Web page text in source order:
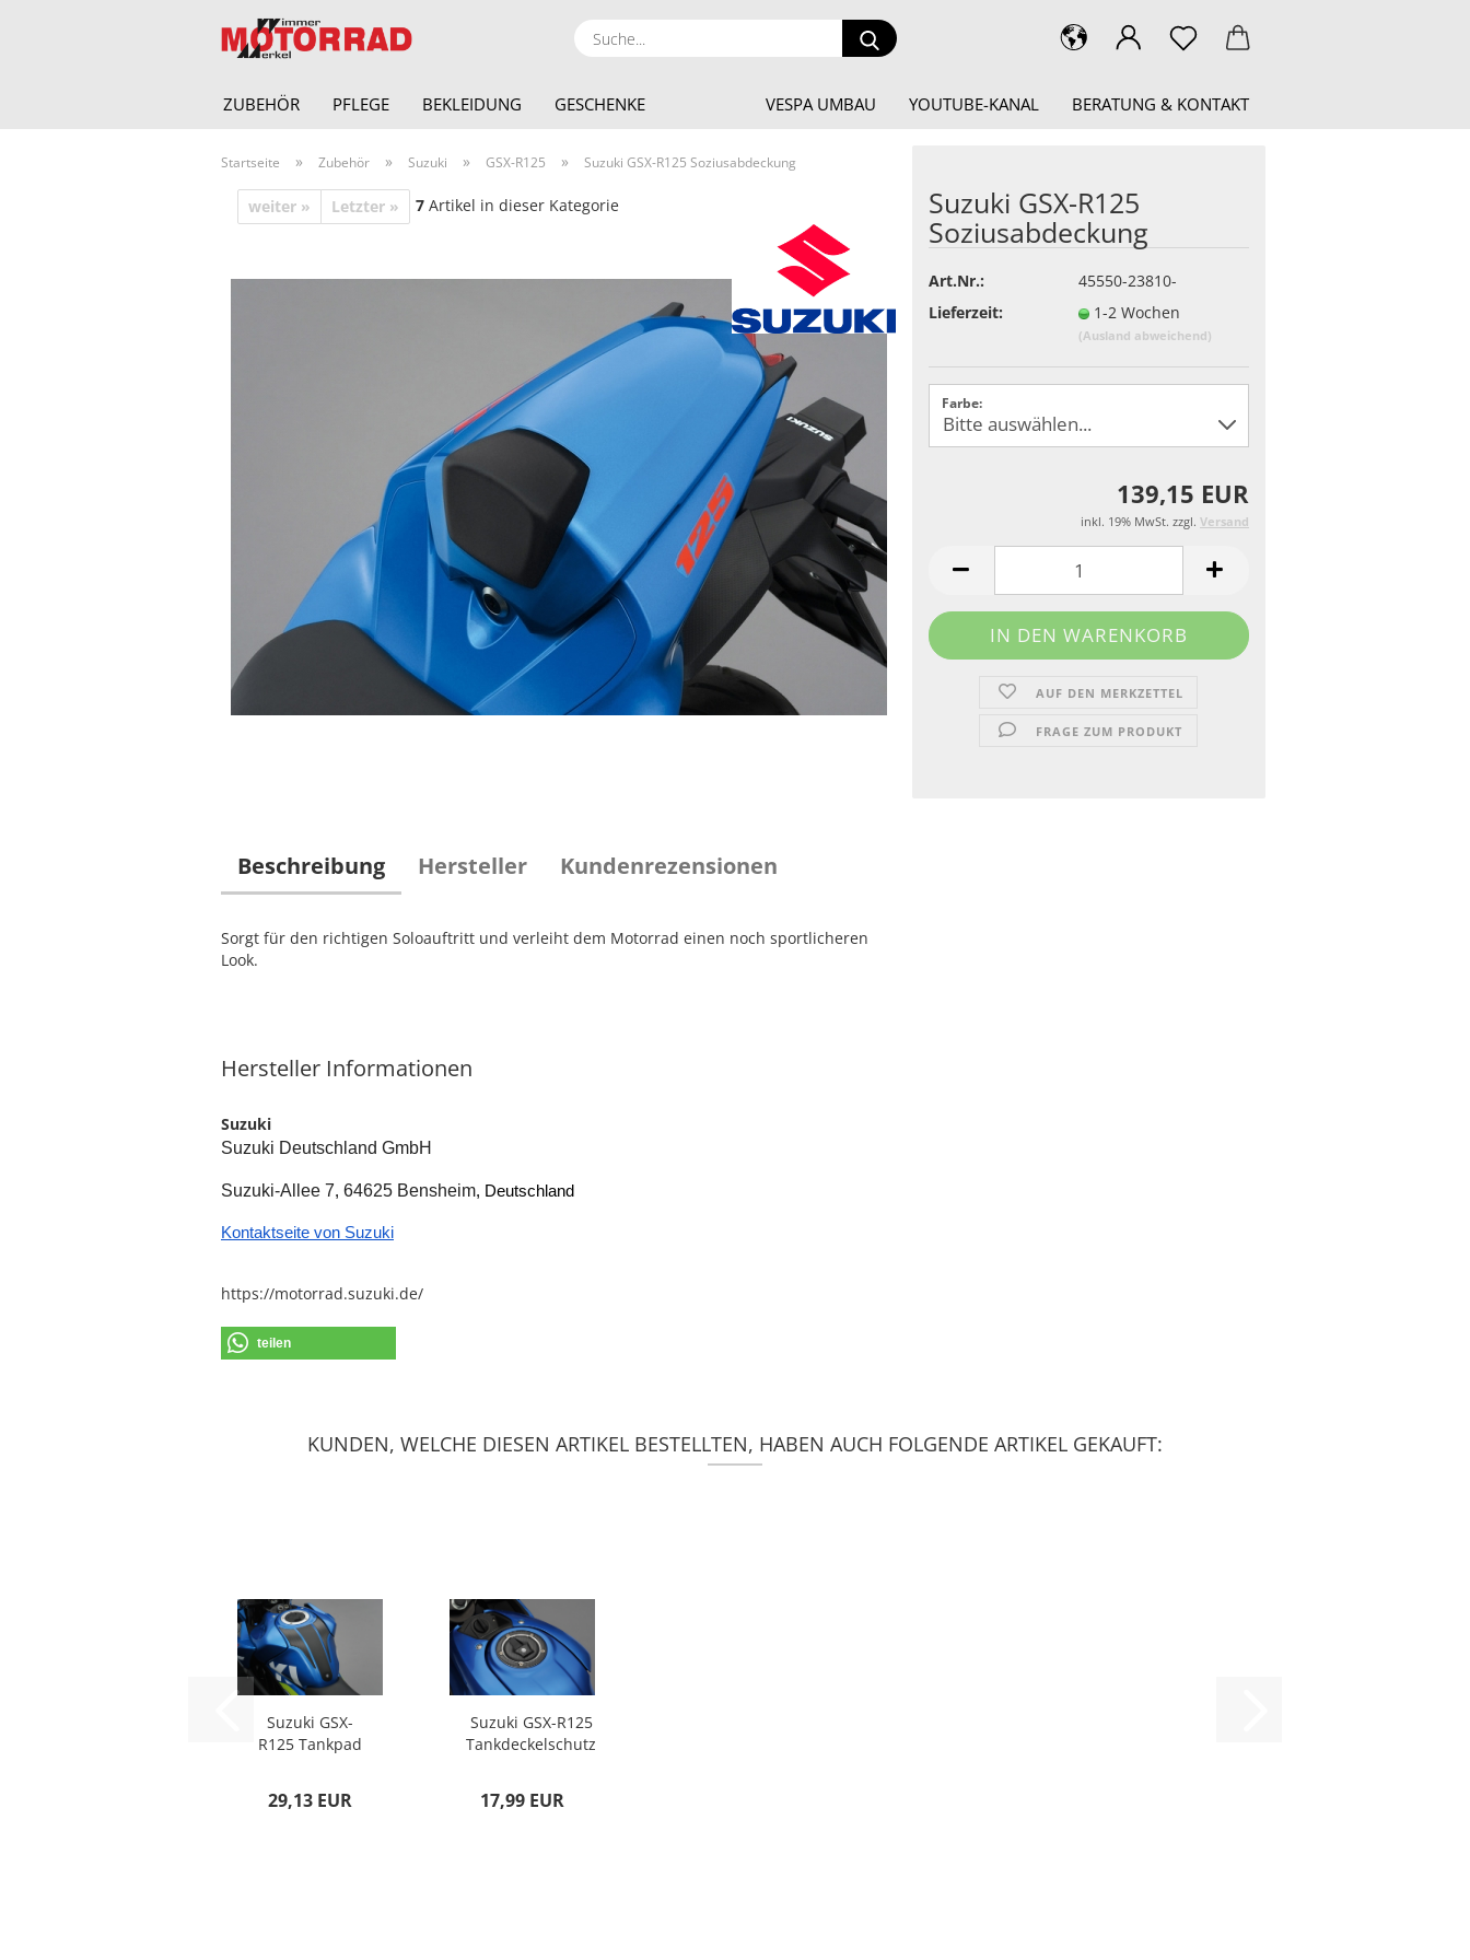
Suche...
ZUBEHÖR PFLEGE BEKLEIDUNG GESCHENKE VESPA UMBAU YOUTUBE-KANAL BERATUNG & KONTAKT
Startseite » Zubehör » Suzuki » GSX-R125 » Suzuki GSX-R125 Soziusabdeckung
weiter » Letzter » 7 Artikel in dieser Kategorie Suzuki GSX-R125
Soziusabdeckung
Art.Nr.:
45550-23810-
Lieferzeit:
1-2 Wochen
(Ausland abweichend)
Farbe:
139,15 EUR
inkl. 19% MwSt. zzgl. Versand
AUF DEN MERKZETTEL
FRAGE ZUM PRODUKT
Beschreibung Hersteller Kundenrezensionen
Sorgt für den richtigen Soloauftritt und verleiht dem Motorrad einen noch sportlicheren
Look.
Hersteller Informationen
Suzuki
Suzuki Deutschland GmbH
Suzuki-Allee 7, 64625 Bensheim, Deutschland
Kontaktseite von Suzuki
https://motorrad.suzuki.de/
teilen
KUNDEN, WELCHE DIESEN ARTIKEL BESTELLTEN, HABEN AUCH FOLGENDE ARTIKEL GEKAUFT:
Suzuki GSX-
R125 Tankpad
29,13 EUR
Suzuki GSX-R125
Tankdeckelschutz
17,99 EUR